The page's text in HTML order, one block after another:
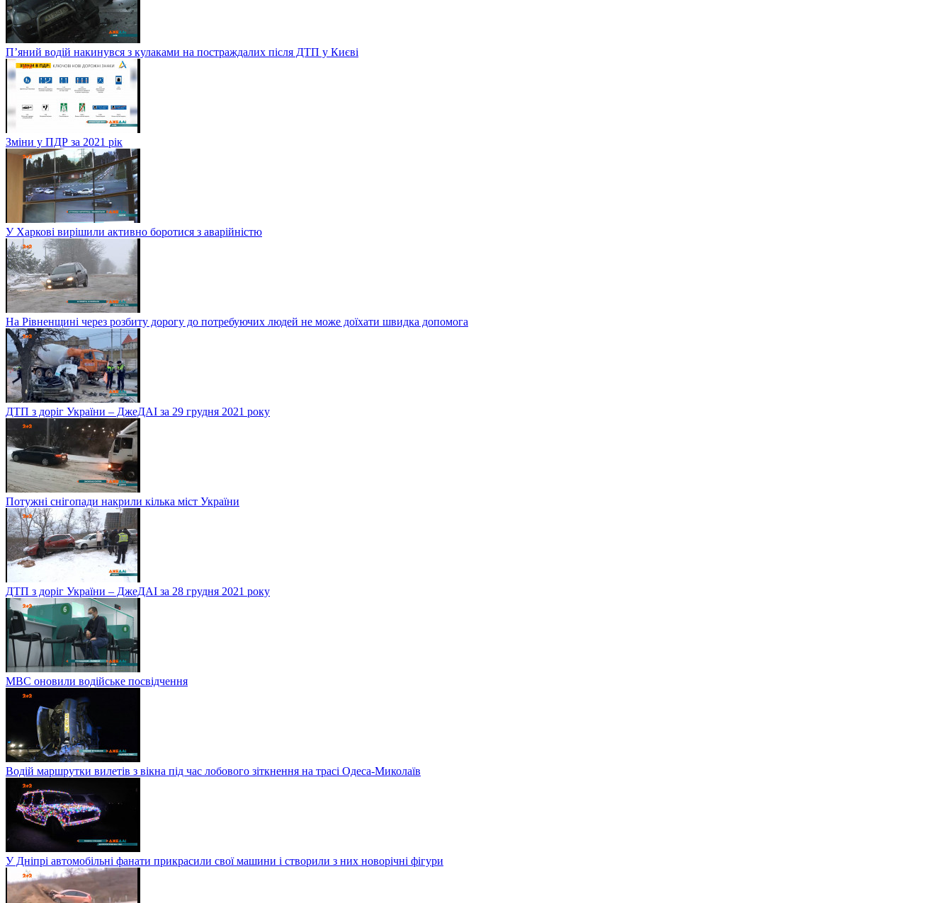
П’яний водій накинувся з кулаками на постраждалих після ДТП у Києві
Зміни у ПДР за 2021 рік
У Харкові вирішили активно боротися з аварійністю
На Рівненщині через розбиту дорогу до потребуючих людей не може доїхати швидка допомога
ДТП з доріг України – ДжеДАІ за 29 грудня 2021 року
Потужні снігопади накрили кілька міст України
ДТП з доріг України – ДжеДАІ за 28 грудня 2021 року
МВС оновили водійське посвідчення
Водій маршрутки вилетів з вікна під час лобового зіткнення на трасі Одеса-Миколаїв
У Дніпрі автомобільні фанати прикрасили свої машини і створили з них новорічні фігури